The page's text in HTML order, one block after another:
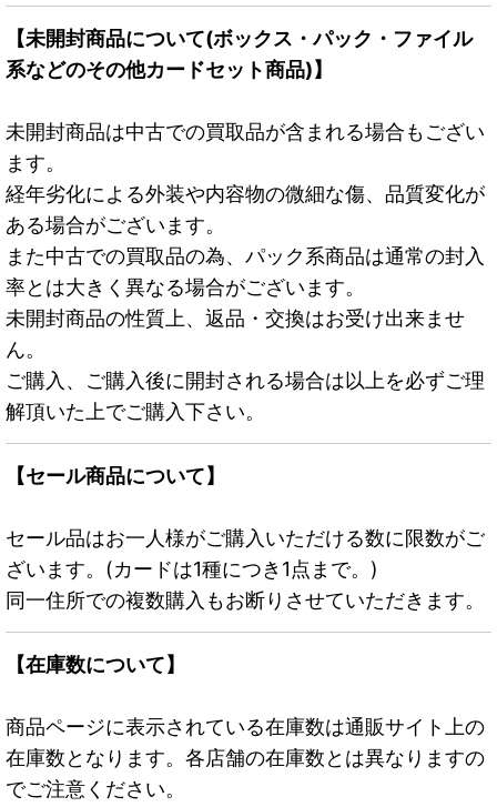
【未開封商品について(ボックス・パック・ファイル
系などのその他カードセット商品)】
未開封商品は中古での買取品が含まれる場合もござい
ます。
経年劣化による外装や内容物の微細な傷、品質変化が
ある場合がございます。
また中古での買取品の為、パック系商品は通常の封入
率とは大きく異なる場合がございます。
未開封商品の性質上、返品・交換はお受け出来ませ
ん。
ご購入、ご購入後に開封される場合は以上を必ずご理
解頂いた上でご購入下さい。
【セール商品について】
セール品はお一人様がご購入いただける数に限数がご
ざいます。(カードは1種につき1点まで。)
同一住所での複数購入もお断りさせていただきます。
【在庫数について】
商品ページに表示されている在庫数は通販サイト上の
在庫数となります。各店舗の在庫数とは異なりますの
でご注意ください。